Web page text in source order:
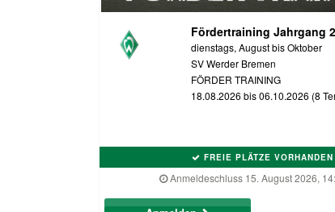
Fördertraining Jahrgang
dienstags, August bis Oktober
SV Werder Bremen
FÖRDER TRAINING
18.08.2026 bis 06.10.2026 (8
FREIE PLÄTZE VORHANDEN
Anmeldeschluss 15. August 2026,